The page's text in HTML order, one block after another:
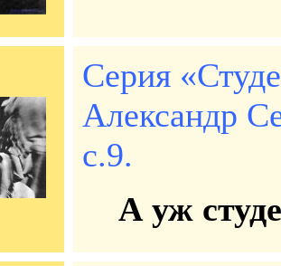
Серия
Александр
с.9.
А уж